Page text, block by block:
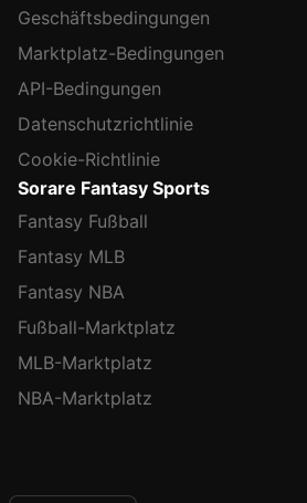
Geschäftsbedingungen
Marktplatz-Bedingungen
API-Bedingungen
Datenschutzrichtlinie
Cookie-Richtlinie
Sorare Fantasy Sports
Fantasy Fußball
Fantasy MLB
Fantasy NBA
Fußball-Marktplatz
MLB-Marktplatz
NBA-Marktplatz